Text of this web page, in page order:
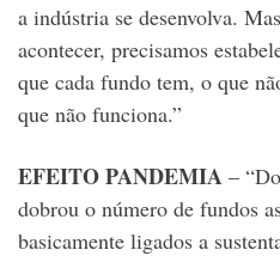
a indústria se desenvolva.
acontecer, precisamos
que cada fundo tem, o que
que não funciona.”
EFEITO PANDEMIA –
dobrou o número de fundos
basicamente ligados a